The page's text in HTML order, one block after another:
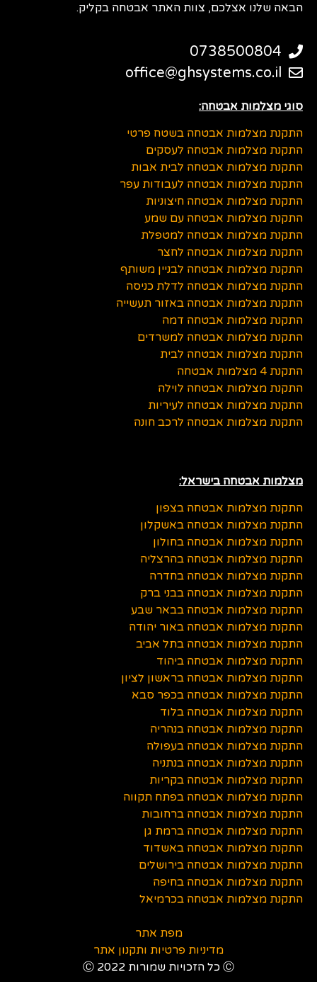
הבאה שלנו אצלכם, צוות האתר אבטחה בקליק.
0738500804
office@ghsystems.co.il
סוגי מצלמות אבטחה:
התקנת מצלמות אבטחה בשטח פרטי
התקנת מצלמות אבטחה לעסקים
התקנת מצלמות אבטחה לבית אבות
התקנת מצלמות אבטחה לעבודות עפר
התקנת מצלמות אבטחה חיצוניות
התקנת מצלמות אבטחה עם שמע
התקנת מצלמות אבטחה למטפלת
התקנת מצלמות אבטחה לחצר
התקנת מצלמות אבטחה לבניין משותף
התקנת מצלמות אבטחה לדלת כניסה
התקנת מצלמות אבטחה באזור תעשייה
התקנת מצלמות אבטחה דמה
התקנת מצלמות אבטחה למשרדים
התקנת מצלמות אבטחה לבית
התקנת 4 מצלמות אבטחה
התקנת מצלמות אבטחה לוילה
התקנת מצלמות אבטחה לעיריות
התקנת מצלמות אבטחה לרכב חונה
מצלמות אבטחה בישראל:
התקנת מצלמות אבטחה בצפון
התקנת מצלמות אבטחה באשקלון
התקנת מצלמות אבטחה בחולון
התקנת מצלמות אבטחה בהרצליה
התקנת מצלמות אבטחה בחדרה
התקנת מצלמות אבטחה בבני ברק
התקנת מצלמות אבטחה בבאר שבע
התקנת מצלמות אבטחה באור יהודה
התקנת מצלמות אבטחה בתל אביב
התקנת מצלמות אבטחה ביהוד
התקנת מצלמות אבטחה בראשון לציון
התקנת מצלמות אבטחה בכפר סבא
התקנת מצלמות אבטחה בלוד
התקנת מצלמות אבטחה בנהריה
התקנת מצלמות אבטחה בעפולה
התקנת מצלמות אבטחה בנתניה
התקנת מצלמות אבטחה בקריות
התקנת מצלמות אבטחה בפתח תקווה
התקנת מצלמות אבטחה ברחובות
התקנת מצלמות אבטחה ברמת גן
התקנת מצלמות אבטחה באשדוד
התקנת מצלמות אבטחה בירושלים
התקנת מצלמות אבטחה בחיפה
התקנת מצלמות אבטחה בכרמיאל
מפת אתר
מדיניות פרטיות ותקנון אתר
Ⓒ כל הזכויות שמורות 2022 Ⓒ